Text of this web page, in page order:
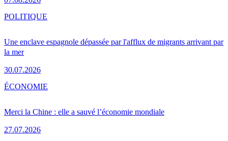
Une enclave espagnole dépassée par l'afflux de migrants arrivant par
la mer
30.07.2026
POLITIQUE
Merci la Chine : elle a sauvé l’économie mondiale
27.07.2026
ÉCONOMIE